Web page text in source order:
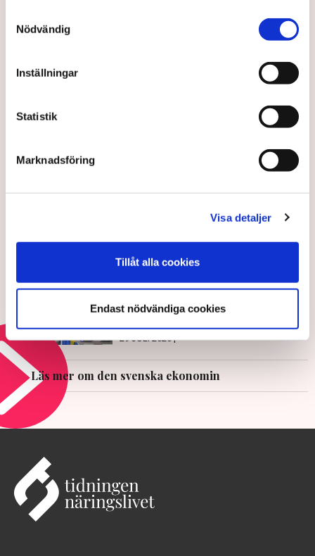
Nödvändig
Inställningar
Statistik
Marknadsföring
Visa detaljer
Tillåt alla cookies
Endast nödvändiga cookies
Vårändringsbudget
Sveriges ekonomi i höst
Trendbrottet – svensk ekonomi
bromsar in
29 JULI 2026 |
Läs mer om den svenska ekonomin